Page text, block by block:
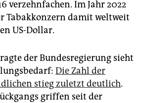
verzehnfachen. Im Jahr 2022
Tabakkonzern damit weltweit
US-Dollar.
der Bundesregierung sieht
Die Zahl der
stieg zuletzt deutlich.
griffen seit der